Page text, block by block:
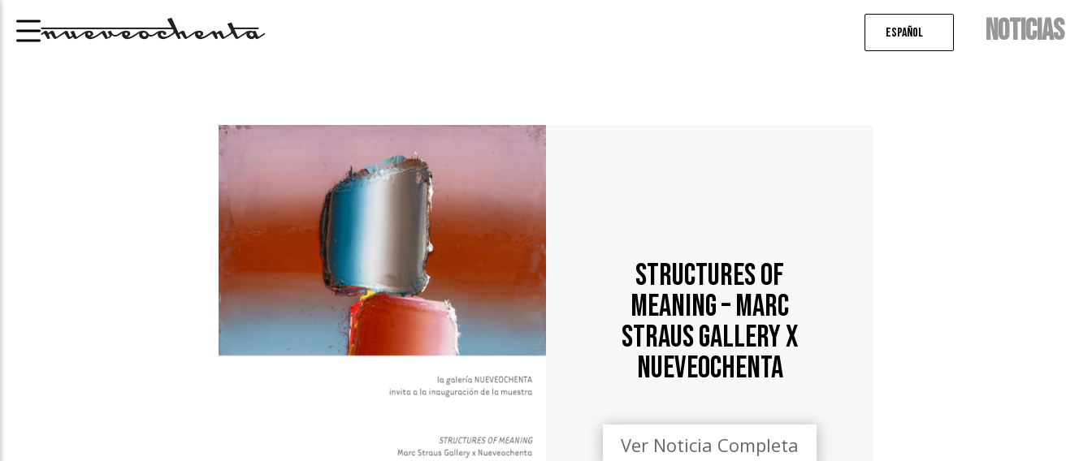
Español NOTICIAS
Structures of
meaning – Marc
Straus Gallery x
Nueveochenta
Ver Noticia Completa